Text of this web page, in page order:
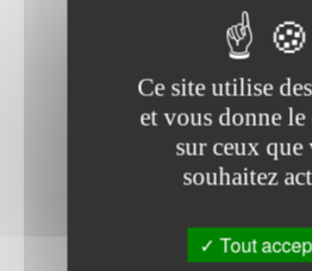
Contacter l'office de
Horaires Mairie
Ce site utilise
et vous donne
sur ceux que
souhaitez
Tout